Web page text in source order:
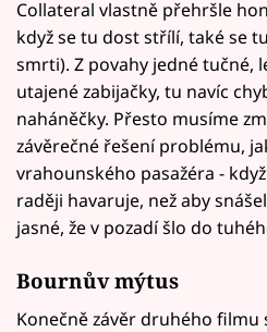
Collateral vlastně přehršle
když se tu dost střílí, také se
smrti). Z povahy jedné tučné,
utajené zabijačky, tu navíc
naháněčky. Přesto musíme
závěrečné řešení problému,
vrahounského pasažéra -
raději havaruje, než aby
jasné, že v pozadí šlo do
Bournův mýtus
Konečně závěr druhého filmu